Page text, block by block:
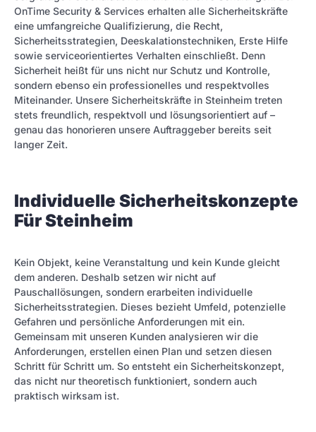
OnTime Security & Services erhalten alle Sicherheitskräfte
eine umfangreiche Qualifizierung, die Recht,
Sicherheitsstrategien, Deeskalationstechniken, Erste Hilfe
sowie serviceorientiertes Verhalten einschließt. Denn
Sicherheit heißt für uns nicht nur Schutz und Kontrolle,
sondern ebenso ein professionelles und respektvolles
Miteinander. Unsere Sicherheitskräfte in Steinheim treten
stets freundlich, respektvoll und lösungsorientiert auf –
genau das honorieren unsere Auftraggeber bereits seit
langer Zeit.
Individuelle Sicherheitskonzepte
Für Steinheim
Kein Objekt, keine Veranstaltung und kein Kunde gleicht
dem anderen. Deshalb setzen wir nicht auf
Pauschallösungen, sondern erarbeiten individuelle
Sicherheitsstrategien. Dieses bezieht Umfeld, potenzielle
Gefahren und persönliche Anforderungen mit ein.
Gemeinsam mit unseren Kunden analysieren wir die
Anforderungen, erstellen einen Plan und setzen diesen
Schritt für Schritt um. So entsteht ein Sicherheitskonzept,
das nicht nur theoretisch funktioniert, sondern auch
praktisch wirksam ist.